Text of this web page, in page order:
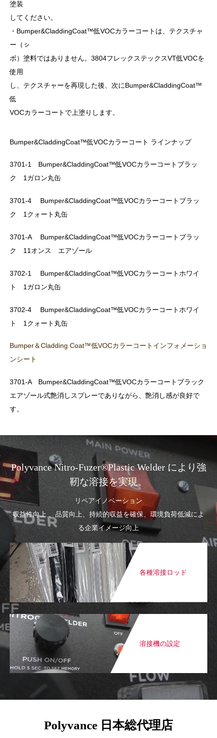
塗装
してください。
・Bumper&CladdingCoat™低VOCカラーコートは、テクスチャ
ー（ㇱ
ボ）塗料ではありません。3804フレックステックスVT低VOCを
使用
し、テクスチャーを再現した後、次にBumper&CladdingCoat™
低
VOCカラーコートで上塗りします。
Bumper&CladdingCoat™低VOCカラーコート ラインナップ
3701-1 Bumper&CladdingCoat™低VOCカラーコートブラッ
ク 1ガロン丸缶
3701-4 Bumper&CladdingCoat™低VOCカラーコートブラッ
ク 1クォート丸缶
3701-A Bumper&CladdingCoat™低VOCカラーコートブラッ
ク 11オンス エアゾール
3702-1 Bumper&CladdingCoat™低VOCカラーコートホワイ
ト 1ガロン丸缶
3702-4 Bumper&CladdingCoat™低VOCカラーコートホワイ
ト 1クォート丸缶
Bumper＆Cladding Coat™低VOCカラーコートインフォメーショ
ンシート
3701-A Bumper&CladdingCoat™低VOCカラーコートブラック
エアゾール式艶消しスプレーでありながら、艶消し感が良好で
す。
Polyvance Nitro-Fuzer®Plastic Welder により強
靭な溶接を実現。
リペアイノベーション
収益性向上 、品質向上、持続的収益を確保、環境負荷低減によ
る企業イメージ向上
各種溶接ロッド
溶接機の設定
Polyvance 日本総代理店